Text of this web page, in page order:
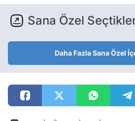
Sana Özel
Daha Fazla Sana Özel